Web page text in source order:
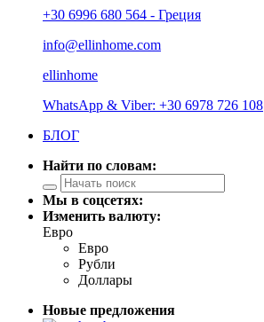
+30 6996 680 564 - Греция
info@ellinhome.com
ellinhome
WhatsApp & Viber: +30 6978 726 108
БЛОГ
Найти по словам:
Мы в соцсетях:
Изменить валюту:
Евро
Евро
Рубли
Доллары
Новые предложения